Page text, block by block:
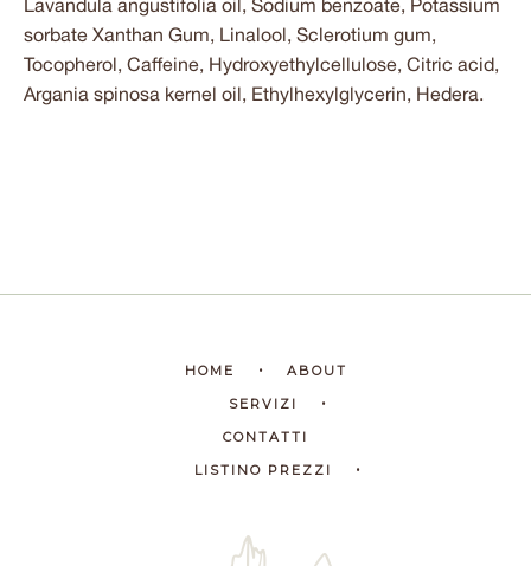
Lavandula angustifolia oil, Sodium benzoate, Potassium
sorbate Xanthan Gum, Linalool, Sclerotium gum,
Tocopherol, Caffeine, Hydroxyethylcellulose, Citric acid,
Argania spinosa kernel oil, Ethylhexylglycerin, Hedera.
HOME
ABOUT
SERVIZI
CONTATTI
LISTINO PREZZI